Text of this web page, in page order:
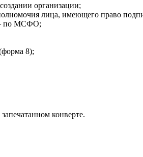
организации;
лица, имеющего право
– по МСФО;
8);
конверте.